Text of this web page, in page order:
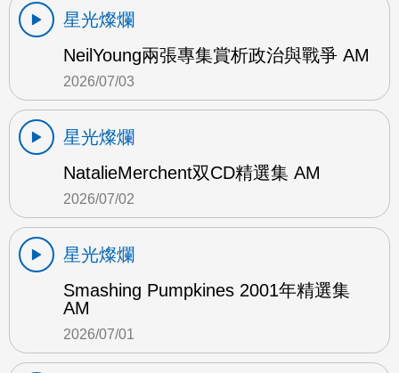
星光燦爛
NeilYoung兩張專集賞析政治與戰爭 AM
2026/07/03
星光燦爛
NatalieMerchent双CD精選集 AM
2026/07/02
星光燦爛
Smashing Pumpkines 2001年精選集
AM
2026/07/01